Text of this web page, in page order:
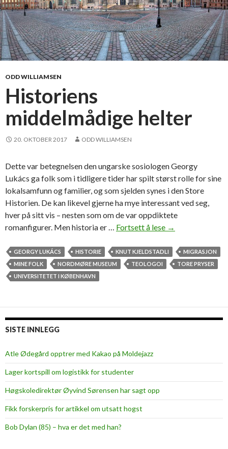
ODD WILLIAMSEN
Historiens
middelmådige helter
20. OKTOBER 2017 ODD WILLIAMSEN
Dette var betegnelsen den ungarske sosiologen Georgy
Lukács ga folk som i tidligere tider har spilt størst rolle for sine
lokalsamfunn og familier, og som sjelden synes i den Store
Historien. De kan likevel gjerne ha mye interessant ved seg,
hver på sitt vis – nesten som om de var oppdiktete
romanfigurer. Men historia er … Fortsett å lese H
s
t
i
e
→
GEORGY LUKÁCS HISTORIE KNUT KJELDSTADLI
MIGRASJON
MINE FOLK
NORDMØRE MUSEUM TEOLOGOI
TORE PRYSER
UNIVERSITETET I KØBENHAVN
SISTE INNLEGG
Atle Ødegård opptrer med Kakao på Moldejazz
Lager kortspill om logistikk for studenter
Høgskoledirektør Øyvind Sørensen har sagt opp
Fikk forskerpris for artikkel om utsatt hogst
Bob Dylan (85) – hva er det med han?